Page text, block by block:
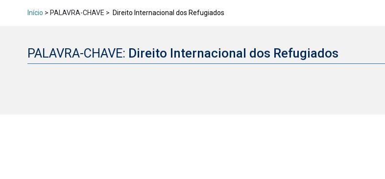
Início > PALAVRA-CHAVE > Direito Internacional dos Refugiados
PALAVRA-CHAVE: Direito Internacional dos Refugiados